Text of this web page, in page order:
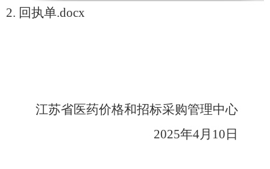
2. 回执单.docx
江苏省医药价格和招标采购管理中心
2025年4月 10 日